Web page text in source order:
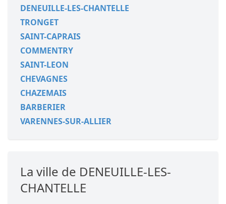
DENEUILLE-LES-CHANTELLE
TRONGET
SAINT-CAPRAIS
COMMENTRY
SAINT-LEON
CHEVAGNES
CHAZEMAIS
BARBERIER
VARENNES-SUR-ALLIER
La ville de DENEUILLE-LES-
CHANTELLE